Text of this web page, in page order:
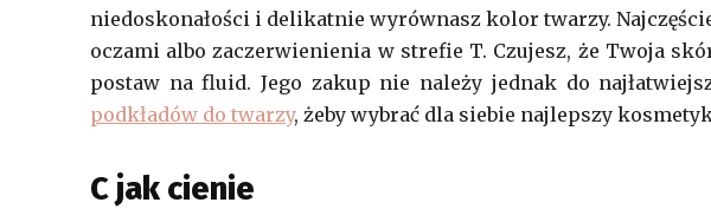
niedoskonałości i delikatnie wyrównasz kolor twarzy.
oczami albo zaczerwienienia w strefie T. Czujesz, że Twoja
postaw na fluid. Jego zakup nie należy jednak do
podkładów do twarzy, żeby wybrać dla siebie najlepszy
C jak cienie